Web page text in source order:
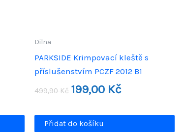
Dilna
PARKSIDE Krimpovací kleště s
příslušenstvím PCZF 2012 B1
499,90Kč
Původní
cena
499,90 Kč.
199,00 Kč
199,00 Kč.
Přidat do košíku